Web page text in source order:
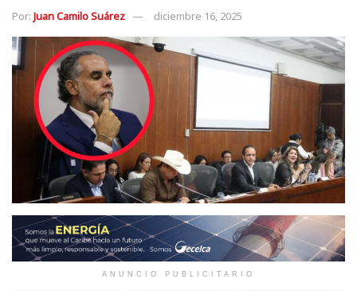
Por: Juan Camilo Suárez diciembre 16, 2025
ANUNCIO PUBLICITARIO